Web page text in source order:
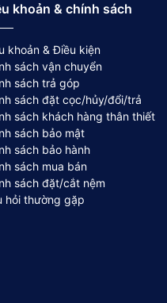
khoản & chính sách
khoản & Điều kiện
sách vận chuyển
sách trả góp
sách đặt cọc/hủy/đổi/trả
sách khách hàng thân thiết
sách bảo mật
sách bảo hành
sách mua bán
sách đặt/cắt nệm
hỏi thường gặp